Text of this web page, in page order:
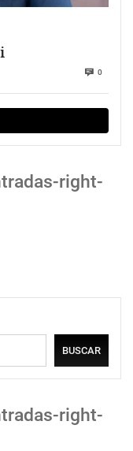
0
right-
BUSCAR
right-